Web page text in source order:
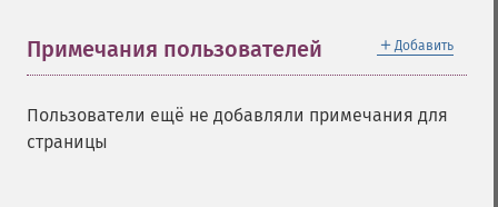
＋ Добавить
Примечания пользователей
Пользователи ещё не добавляли примечания для
страницы